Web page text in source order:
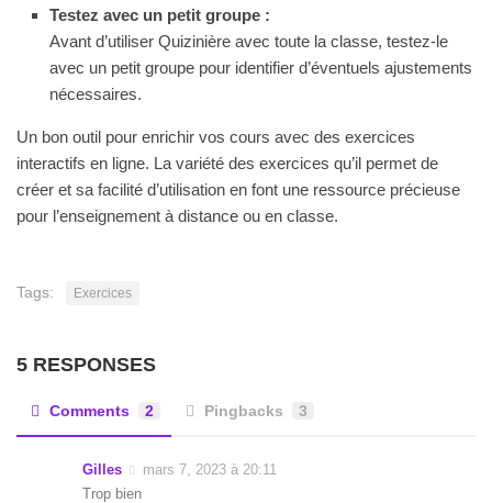
Testez avec un petit groupe :
Avant d’utiliser Quizinière avec toute la classe, testez-le
avec un petit groupe pour identifier d’éventuels ajustements
nécessaires.
Un bon outil pour enrichir vos cours avec des exercices
interactifs en ligne. La variété des exercices qu’il permet de
créer et sa facilité d’utilisation en font une ressource précieuse
pour l’enseignement à distance ou en classe.
Tags: Exercices
5 RESPONSES
Comments 2 Pingbacks 3
Gilles
mars 7, 2023 à 20:11
Trop bien